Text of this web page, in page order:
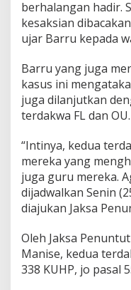
b
u
n
h
G
u
r
u
e
m
b
a
l
i
i
s
i
d
berhalangan hadir.
kesaksian
ujar Barru kepada
Barru yang juga
kasus ini
juga dilanjutkan
terdakwa FL dan OU.
“Intinya, kedua
mereka yang
juga guru mereka.
dijadwalkan Senin
diajukan Jaksa
Oleh Jaksa
Manise, kedua
338 KUHP, jo pasal